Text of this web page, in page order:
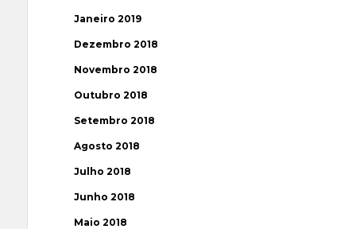
Janeiro 2019
Dezembro 2018
Novembro 2018
Outubro 2018
Setembro 2018
Agosto 2018
Julho 2018
Junho 2018
Maio 2018